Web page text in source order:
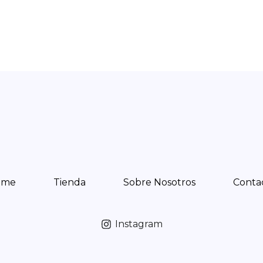
Tienda Sobre Nosotros
Instagram